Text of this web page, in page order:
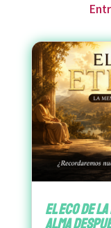
El Eco de
Alma